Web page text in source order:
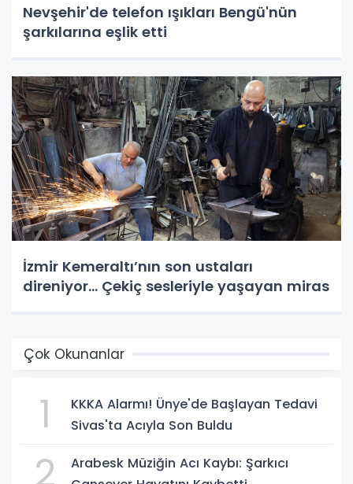
Nevşehir'de telefon ışıkları Bengü'nün
şarkılarına eşlik etti
İzmir Kemeraltı’nın son ustaları
direniyor... Çekiç sesleriyle yaşayan miras
Çok Okunanlar
1
KKKA Alarmı! Ünye'de Başlayan Tedavi
Sivas'ta Acıyla Son Buldu
2
Arabesk Müziğin Acı Kaybı: Şarkıcı